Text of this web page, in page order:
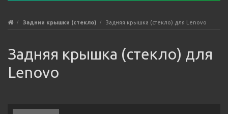
Заднии крышки (стекло) Задняя крышка (стекло) для Lenovo
Задняя крышка (стекло) для
Lenovo